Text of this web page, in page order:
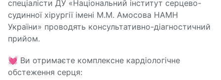
спеціалісти ДУ «Національний інститут серцево-
судинної хірургії імені М.М. Амосова НАМН
України» проводять консультативно-діагностичний
прийом.
💓 Ви отримаєте комплексне кардіологічне
обстеження серця: